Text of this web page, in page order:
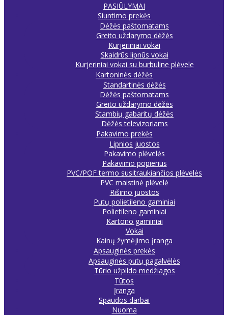
PASIŪLYMAI
Siuntimo prekės
Dėžės paštomatams
Greito uždarymo dėžės
Kurjeriniai vokai
Skaidrūs lipnūs vokai
Kurjeriniai vokai su burbuline plėvele
Kartoninės dėžės
Standartinės dėžės
Dėžės paštomatams
Greito uždarymo dėžės
Stambių gabaritų dėžės
Dėžės televizoriams
Pakavimo prekės
Lipnios juostos
Pakavimo plėvelės
Pakavimo popierius
PVC/POF termo susitraukiančios plėvelės
PVC maistinė plėvelė
Rišimo juostos
Putų polietileno gaminiai
Polietileno gaminiai
Kartono gaminiai
Vokai
Kainų žymėjimo įranga
Apsauginės prekės
Apsauginės putų pagalvėlės
Tūrio užpildo medžiagos
Tūtos
Įranga
Spaudos darbai
Nuoma